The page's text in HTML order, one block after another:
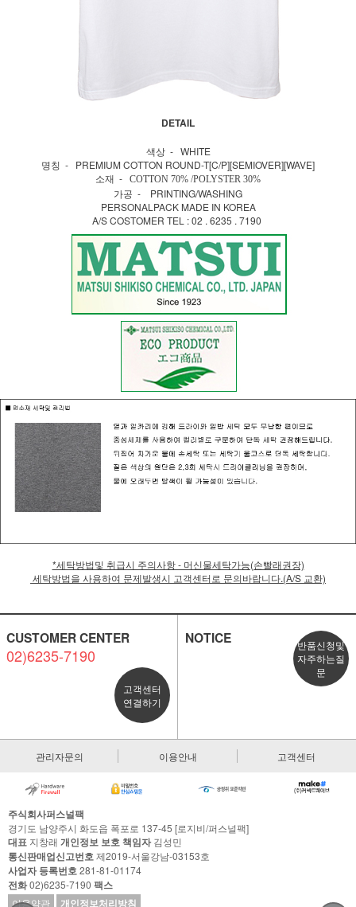
DETAIL
색상 - WHITE
명칭 - PREMIUM COTTON ROUND-T[C/P][SEMIOVER][WAVE]
소재 -
COTTON 70% /POLYSTER 30%
가공 - PRINTING/WASHING
PERSONALPACK MADE IN KOREA
A/S COSTOMER TEL : 02 . 6235 . 7190
*세탁방법및 취급시 주의사항 - 머신물세탁가능(손빨래권장)
세탁방법을 사용하여 문제발생시 고객센터로 문의바랍니다.(A/S 교환)
CUSTOMER CENTER
02)6235-7190
고객센터
연결하기
NOTICE
반품신청및
자주하는질
문
관리자문의 이용안내 고객센터
주식회사퍼스널팩
경기도 남양주시 화도읍 폭포로 137-45 [로지비/퍼스널팩]
대표 지창래 개인정보 보호 책임자김성민
통신판매업신고번호제2019-서울강남-03153호
사업자 등록번호281-81-01174
전화02)6235-7190 팩스
이용약관 개인정보처리방침